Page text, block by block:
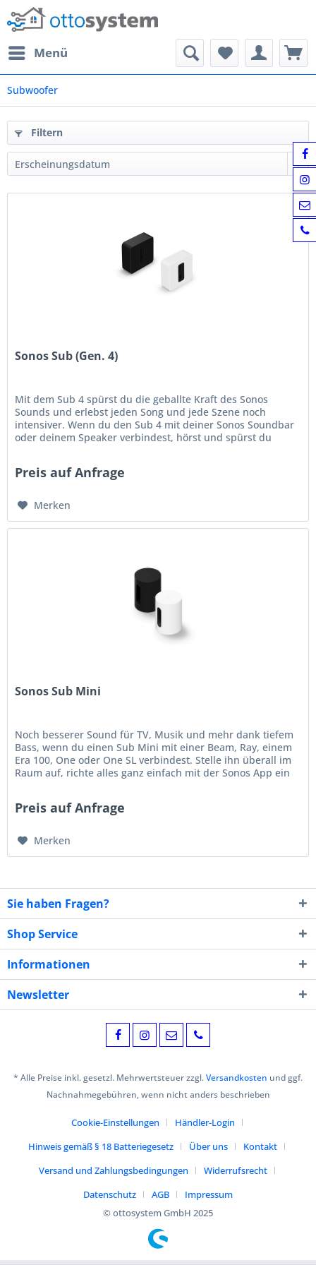
Menü
Subwoofer
Filtern
Sonos Sub (Gen. 4)
Mit dem Sub 4 spürst du die geballte Kraft des Sonos
Sounds und erlebst jeden Song und jede Szene noch
intensiver. Wenn du den Sub 4 mit deiner Sonos Soundbar
oder deinem Speaker verbindest, hörst und spürst du
Preis auf Anfrage
Merken
Sonos Sub Mini
Noch besserer Sound für TV, Musik und mehr dank tiefem
Bass, wenn du einen Sub Mini mit einer Beam, Ray, einem
Era 100, One oder One SL verbindest. Stelle ihn überall im
Raum auf, richte alles ganz einfach mit der Sonos App ein
Preis auf Anfrage
Merken
Sie haben Fragen?
Shop Service
Informationen
Newsletter
* Alle Preise inkl. gesetzl. Mehrwertsteuer zzgl.Versandkosten und ggf.
Nachnahmegebühren, wenn nicht anders beschrieben
Cookie-Einstellungen
Händler-Login
Hinweis gemäß § 18 Batteriegesetz
Über uns
Kontakt
Versand und Zahlungsbedingungen
Widerrufsrecht
Datenschutz
AGB
Impressum
© ottosystem GmbH 2025